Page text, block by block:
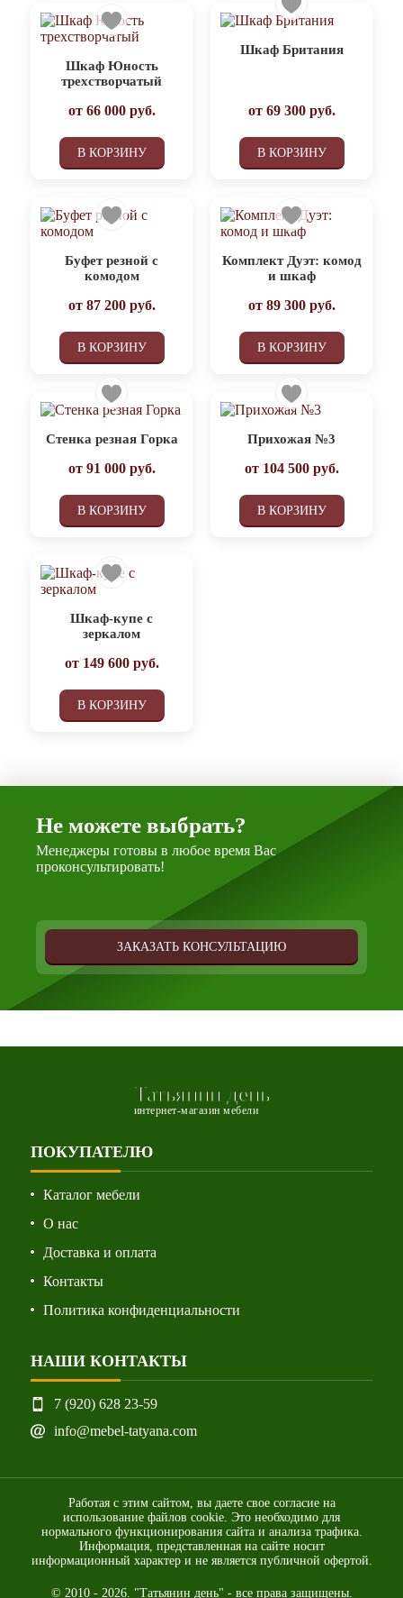
Шкаф Юность
трехстворчатый
от 66 000руб.
В КОРЗИНУ
Шкаф Британия
от 69 300руб.
В КОРЗИНУ
Буфет резной с
комодом
от 87 200руб.
В КОРЗИНУ
Комплект Дуэт: комод
и шкаф
от 89 300руб.
В КОРЗИНУ
Стенка резная Горка
от 91 000руб.
В КОРЗИНУ
Прихожая №3
от 104 500руб.
В КОРЗИНУ
Шкаф-купе с
зеркалом
от 149 600руб.
В КОРЗИНУ
Не можете выбрать?
Менеджеры готовы в любое время Вас
проконсультировать!
ЗАКАЗАТЬ КОНСУЛЬТАЦИЮ
Татьянин день
интернет-магазин мебели
ПОКУПАТЕЛЮ
Каталог мебели
О нас
Доставка и оплата
Контакты
Политика конфиденциальности
НАШИ КОНТАКТЫ
7 (920) 628 23-59
info@mebel-tatyana.com
© 2010 - 2026. "Татьянин день" - все права защищены.
Работая с этим сайтом, вы даете свое согласие на
использование файлов cookie. Это необходимо для
нормального функционирования сайта и анализа трафика.
Информация, представленная на сайте носит
информационный характер и не является публичной офертой.